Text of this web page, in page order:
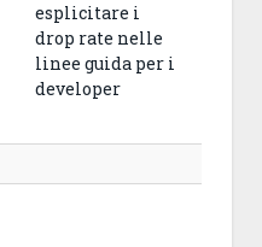
esplicitare i
drop rate nelle
linee guida per i
developer